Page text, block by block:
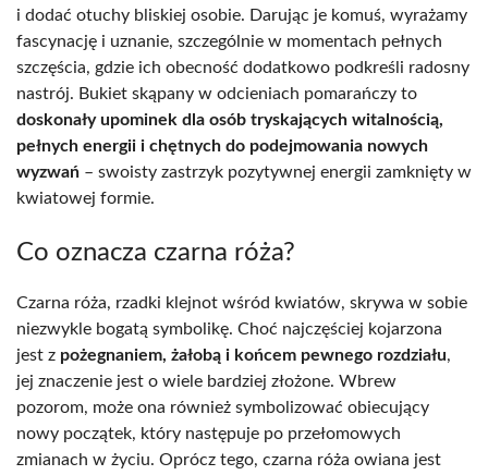
i dodać otuchy bliskiej osobie. Darując je komuś, wyrażamy
fascynację i uznanie, szczególnie w momentach pełnych
szczęścia, gdzie ich obecność dodatkowo podkreśli radosny
nastrój. Bukiet skąpany w odcieniach pomarańczy to
doskonały upominek dla osób tryskających witalnością,
pełnych energii i chętnych do podejmowania nowych
wyzwań – swoisty zastrzyk pozytywnej energii zamknięty w
kwiatowej formie.
Co oznacza czarna róża?
Czarna róża, rzadki klejnot wśród kwiatów, skrywa w sobie
niezwykle bogatą symbolikę. Choć najczęściej kojarzona
jest z pożegnaniem, żałobą i końcem pewnego rozdziału,
jej znaczenie jest o wiele bardziej złożone. Wbrew
pozorom, może ona również symbolizować obiecujący
nowy początek, który następuje po przełomowych
zmianach w życiu. Oprócz tego, czarna róża owiana jest